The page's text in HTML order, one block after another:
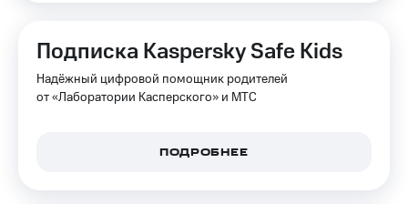
Подписка Kaspersky Safe Kids
Надёжный цифровой помощник родителей
от «Лаборатории Касперского» и МТС
ПОДРОБНЕЕ